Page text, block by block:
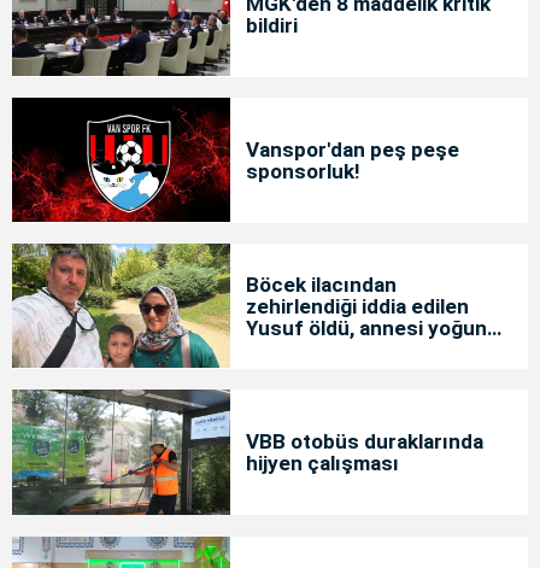
bildiri
Vanspor'dan peş peşe
sponsorluk!
Böcek ilacından
zehirlendiği iddia edilen
Yusuf öldü, annesi yoğun
VBB otobüs duraklarında
hijyen çalışması